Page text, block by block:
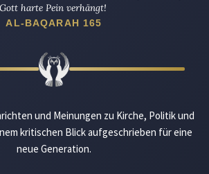
harte Pein verhängt!
AL-BAQARAH 165
und Meinungen zu Kirche, Politik und
kritischen Blick aufgeschrieben für eine
neue Generation.